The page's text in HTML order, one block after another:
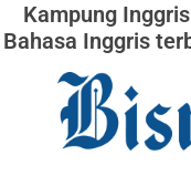
Kampung
Bahasa Inggris